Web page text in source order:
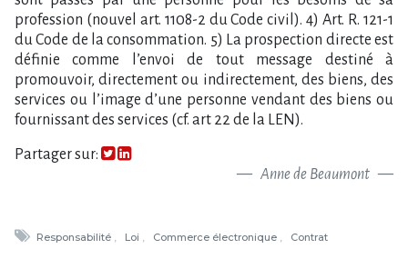
Partager sur:
Anne de Beaumont
Responsabilité Loi Commerce électronique Contrat